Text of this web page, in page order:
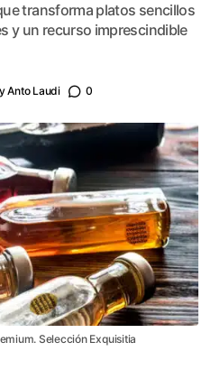
transforma platos sencillos
y un recurso imprescindible
Anto Laudi 0
Selección Exquisitia